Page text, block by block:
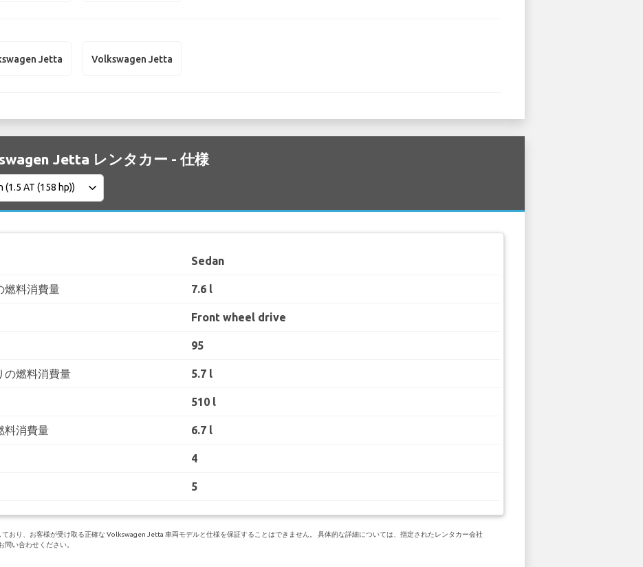
Jetta Volkswagen Jetta
Jetta レンタカー - 仕様
Sedan
燃料消費量 7.6 l
Front wheel drive
95
の燃料消費量 5.7 l
510 l
料消費量 6.7 l
4
5
おり、お客様が受け取る正確な Volkswagen Jetta 車両モデルと仕様を保証することはできません。 具体的な詳細については、指定されたレンタカー会社
い合わせください。